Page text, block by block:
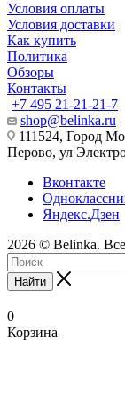
Условия оплаты
Условия доставки
Как купить
Политика
Обзоры
Контакты
+7 495 21-21-21-7
shop@belinka.ru
111524, Город
Перово, ул
Вконтакте
Яндекс.Дзен
2026 © Belinka.
Найти
0
Корзина